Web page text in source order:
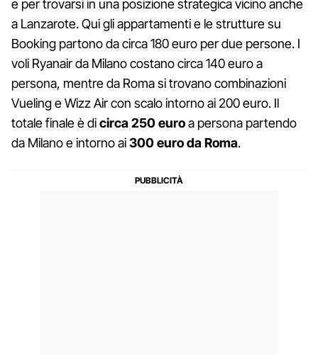
e per trovarsi in una posizione strategica vicino anche
a Lanzarote. Qui gli appartamenti e le strutture su
Booking partono da circa 180 euro per due persone. I
voli Ryanair da Milano costano circa 140 euro a
persona, mentre da Roma si trovano combinazioni
Vueling e Wizz Air con scalo intorno ai 200 euro. Il
totale finale è dicirca 250 euroa persona partendo
da Milano e intorno ai300 euro da Roma.